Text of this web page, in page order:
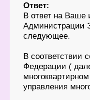
Ответ:
В ответ на Ваше
Администрации
следующее.
В соответствии
Федерации (
управления